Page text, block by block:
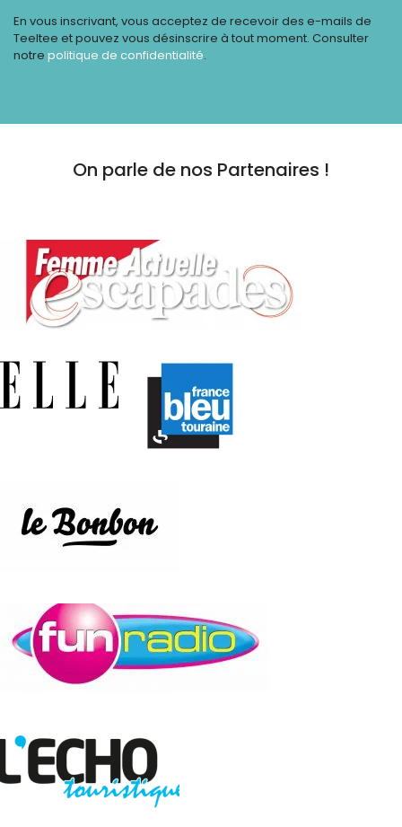
En vous inscrivant, vous acceptez de recevoir des e-mails de
Teeltee et pouvez vous désinscrire à tout moment. Consulter
notre politique de confidentialité.
On parle de nos Partenaires !